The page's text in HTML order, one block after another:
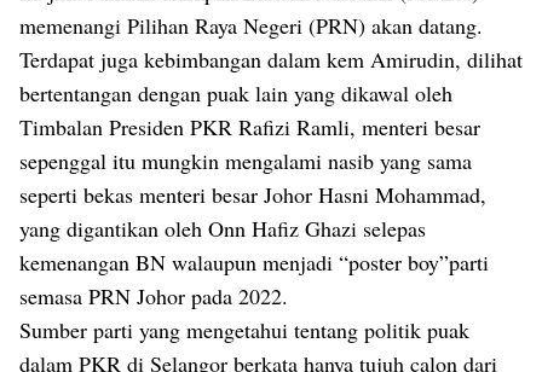
memenangi Pilihan Raya Negeri (PRN) akan datang.
Terdapat juga kebimbangan dalam kem Amirudin, dilihat
bertentangan dengan puak lain yang dikawal oleh
Timbalan Presiden PKR Rafizi Ramli, menteri besar
sepenggal itu mungkin mengalami nasib yang sama
seperti bekas menteri besar Johor Hasni Mohammad,
yang digantikan oleh Onn Hafiz Ghazi selepas
kemenangan BN walaupun menjadi “poster boy”parti
semasa PRN Johor pada 2022.
Sumber parti yang mengetahui tentang politik puak
dalam PKR di Selangor berkata hanya tujuh calon dari